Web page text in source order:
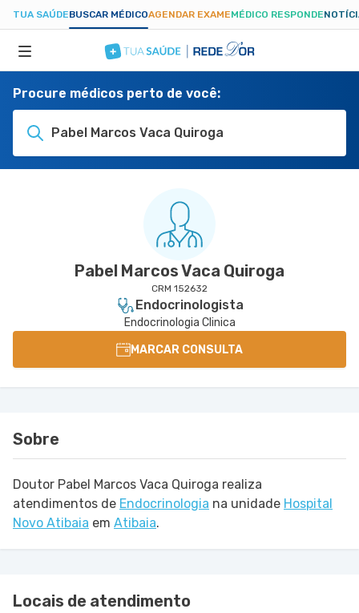
TUA SAÚDEBUSCAR MÉDICOAGENDAR EXAMEMÉDICO RESPONDE
ESPECIALIDADES
Procure médicos perto de você:
Pabel Marcos Vaca Quiroga
Pabel Marcos Vaca Quiroga
CRM 152632
Endocrinologista
Endocrinologia Clinica
MARCAR CONSULTA
Sobre
Doutor Pabel Marcos Vaca Quiroga realiza
atendimentos de Endocrinologia na unidade Hospital
Novo Atibaia em Atibaia.
Locais de atendimento